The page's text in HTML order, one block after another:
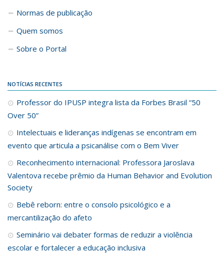
Normas de publicação
Quem somos
Sobre o Portal
NOTÍCIAS RECENTES
Professor do IPUSP integra lista da Forbes Brasil “50
Over 50”
Intelectuais e lideranças indígenas se encontram em
evento que articula a psicanálise com o Bem Viver
Reconhecimento internacional: Professora Jaroslava
Valentova recebe prêmio da Human Behavior and Evolution
Society
Bebê reborn: entre o consolo psicológico e a
mercantilização do afeto
Seminário vai debater formas de reduzir a violência
escolar e fortalecer a educação inclusiva